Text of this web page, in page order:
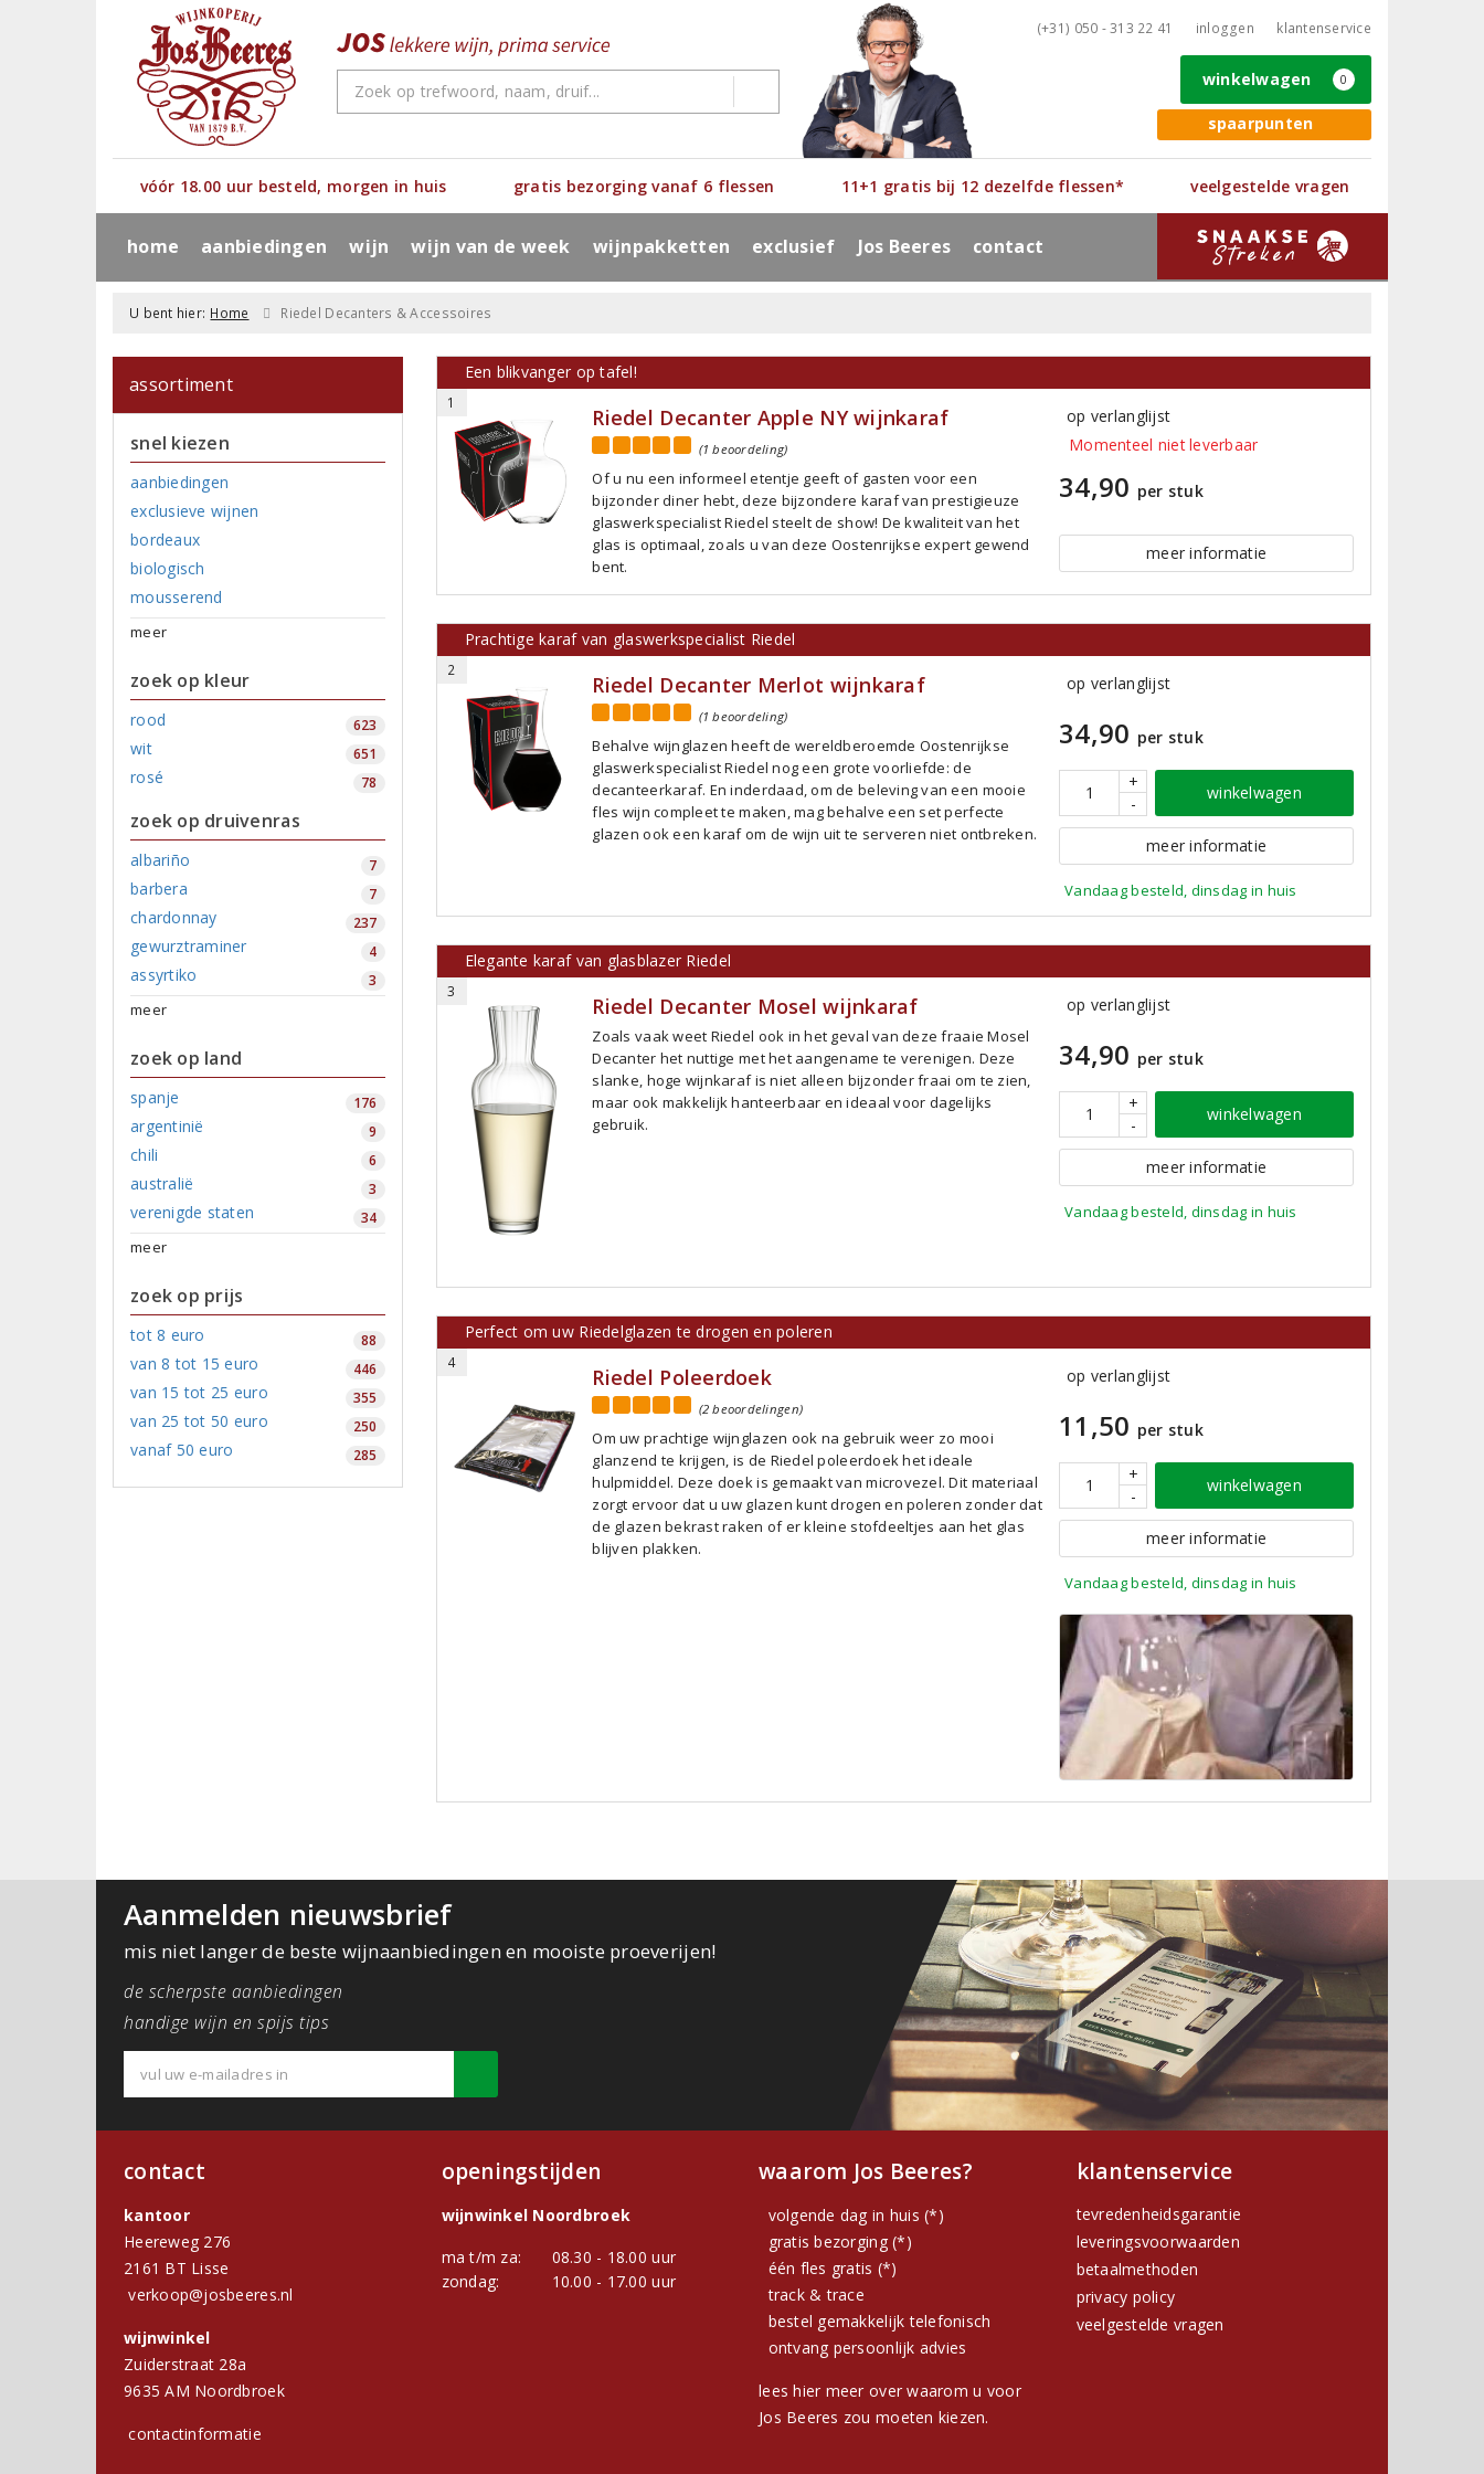
(+31) 050 - 313 22 41 inloggen klantenservice
spaarpunten
winkelwagen 0
vóór 18.00 uur besteld, morgen in huis gratis bezorging vanaf 6 flessen 11+1 gratis bij 12 dezelfde flessen* veelgestelde vragen
home aanbiedingen wijn wijn van de week wijnpakketten exclusief Jos Beeres contact
U bent hier: Home Riedel Decanters & Accessoires
assortiment
snel kiezen
aanbiedingen
exclusieve wijnen
bordeaux
biologisch
mousserend
meer
zoek op kleur
rood 623
wit 651
rosé 78
zoek op druivenras
albariño 7
barbera 7
chardonnay 237
gewurztraminer 4
assyrtiko 3
meer
zoek op land
spanje 176
argentinië 9
chili 6
australië 3
verenigde staten 34
meer
zoek op prijs
tot 8 euro 88
van 8 tot 15 euro 446
van 15 tot 25 euro 355
van 25 tot 50 euro 250
vanaf 50 euro 285
Een blikvanger op tafel!
1
Riedel Decanter Apple NY wijnkaraf
(1 beoordeling)
Of u nu een informeel etentje geeft of gasten voor een
bijzonder diner hebt, deze bijzondere karaf van prestigieuze
glaswerkspecialist Riedel steelt de show! De kwaliteit van het
glas is optimaal, zoals u van deze Oostenrijkse expert gewend
bent.
op verlanglijst
Momenteel niet leverbaar
34,90 per stuk
meer informatie
Prachtige karaf van glaswerkspecialist Riedel
2
Riedel Decanter Merlot wijnkaraf
(1 beoordeling)
Behalve wijnglazen heeft de wereldberoemde Oostenrijkse
glaswerkspecialist Riedel nog een grote voorliefde: de
decanteerkaraf. En inderdaad, om de beleving van een mooie
fles wijn compleet te maken, mag behalve een set perfecte
glazen ook een karaf om de wijn uit te serveren niet ontbreken.
op verlanglijst
34,90 per stuk
+
-
winkelwagen
meer informatie
Vandaag besteld, dinsdag in huis
Elegante karaf van glasblazer Riedel
3
Riedel Decanter Mosel wijnkaraf
Zoals vaak weet Riedel ook in het geval van deze fraaie Mosel
Decanter het nuttige met het aangename te verenigen. Deze
slanke, hoge wijnkaraf is niet alleen bijzonder fraai om te zien,
maar ook makkelijk hanteerbaar en ideaal voor dagelijks
gebruik.
op verlanglijst
34,90 per stuk
+
-
winkelwagen
meer informatie
Vandaag besteld, dinsdag in huis
Perfect om uw Riedelglazen te drogen en poleren
4
Riedel Poleerdoek
(2 beoordelingen)
Om uw prachtige wijnglazen ook na gebruik weer zo mooi
glanzend te krijgen, is de Riedel poleerdoek het ideale
hulpmiddel. Deze doek is gemaakt van microvezel. Dit materiaal
zorgt ervoor dat u uw glazen kunt drogen en poleren zonder dat
de glazen bekrast raken of er kleine stofdeeltjes aan het glas
blijven plakken.
op verlanglijst
11,50 per stuk
+
-
winkelwagen
meer informatie
Vandaag besteld, dinsdag in huis
Aanmelden nieuwsbrief
mis niet langer de beste wijnaanbiedingen en mooiste proeverijen!
de scherpste aanbiedingen
handige wijn en spijs tips
contact
kantoor
Heereweg 276
2161 BT Lisse
verkoop@josbeeres.nl
wijnwinkel
Zuiderstraat 28a
9635 AM Noordbroek
contactinformatie
openingstijden
wijnwinkel Noordbroek
ma t/m za:
08.30 - 18.00 uur
zondag:
10.00 - 17.00 uur
waarom Jos Beeres?
volgende dag in huis (*)
gratis bezorging (*)
één fles gratis (*)
track & trace
bestel gemakkelijk telefonisch
ontvang persoonlijk advies
lees hier meer over waarom u voor
Jos Beeres zou moeten kiezen.
klantenservice
tevredenheidsgarantie
leveringsvoorwaarden
betaalmethoden
privacy policy
veelgestelde vragen